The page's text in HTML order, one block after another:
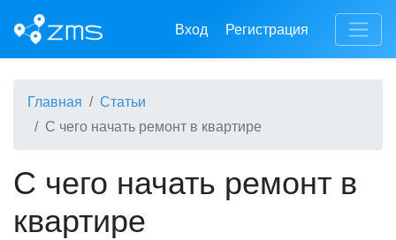
Вход Регистрация
Главная
Статьи
С чего начать ремонт в квартире
С чего начать ремонт в
квартире